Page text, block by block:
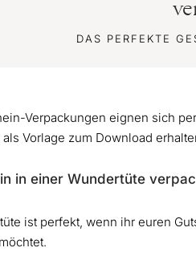
DAS PERFEKTE
Verpackungen eignen sich
Vorlage zum Download
in einer Wundertüte
ist perfekt, wenn ihr euren